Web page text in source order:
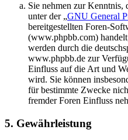
Sie nehmen zur Kenntnis,
unter der „GNU General
bereitgestellten Foren-
(www.phpbb.com)
werden durch die
www.phpbb.de zur
Einfluss auf die Art und
wird. Sie können
für bestimmte Zwecke
fremder Foren Einfluss
5. Gewährleistung